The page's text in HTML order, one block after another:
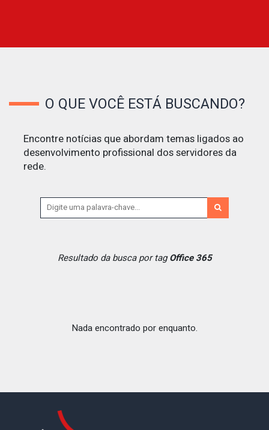
O QUE VOCÊ ESTÁ BUSCANDO?
Encontre notícias que abordam temas ligados ao
desenvolvimento profissional dos servidores da
rede.
Resultado da busca por tagOffice 365
Nada encontrado por enquanto.